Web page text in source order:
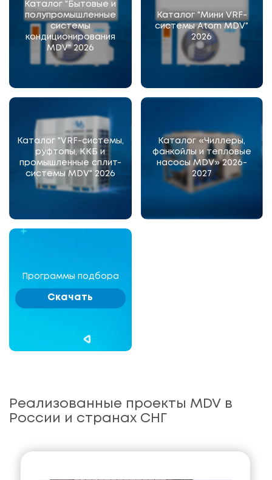
Каталог "Бытовые и
полупромышленные
системы
кондиционирования
MDV" 2026
Каталог "Мини VRF-
системы Atom MDV"
2026
Каталог "VRF-системы,
руфтопы, ККБ и
промышленные сплит-
системы MDV" 2026
Каталог «Чиллеры,
фанкойлы и тепловые
насосы MDV» 2026-
2027
Программы подбора
Скачать
Реализованные проекты MDV в
России и странах СНГ